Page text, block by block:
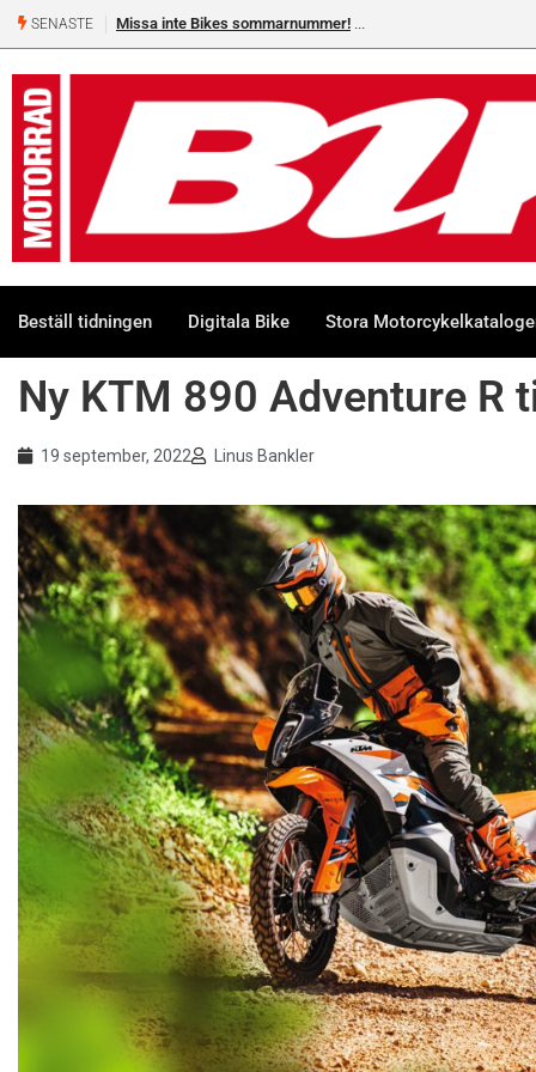
SENASTE
Missa inte Bikes sommarnummer! Shelby Turner, klar för GGN
Beställ tidningen Digitala Bike Stora
Ny KTM 890 Adventure R
19 september, 2022 Linus Bankler